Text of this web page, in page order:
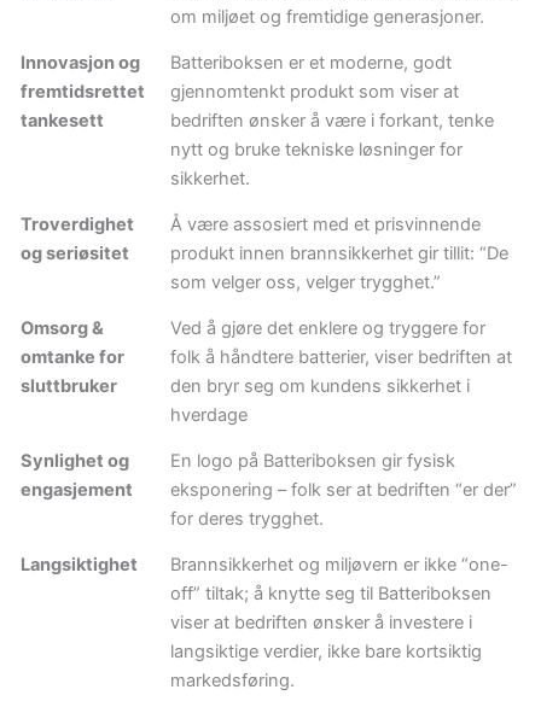
om miljøet og fremtidige generasjoner.
Innovasjon og
fremtidsrettet
tankesett
Batteriboksen er et moderne, godt
gjennomtenkt produkt som viser at
bedriften ønsker å være i forkant, tenke
nytt og bruke tekniske løsninger for
sikkerhet.
Troverdighet
og seriøsitet
Å være assosiert med et prisvinnende
produkt innen brannsikkerhet gir tillit: “De
som velger oss, velger trygghet.”
Omsorg &
omtanke for
sluttbruker
Ved å gjøre det enklere og tryggere for
folk å håndtere batterier, viser bedriften at
den bryr seg om kundens sikkerhet i
hverdage
Synlighet og
engasjement
En logo på Batteriboksen gir fysisk
eksponering – folk ser at bedriften “er der”
for deres trygghet.
Langsiktighet
Brannsikkerhet og miljøvern er ikke “one-
off” tiltak; å knytte seg til Batteriboksen
viser at bedriften ønsker å investere i
langsiktige verdier, ikke bare kortsiktig
markedsføring.